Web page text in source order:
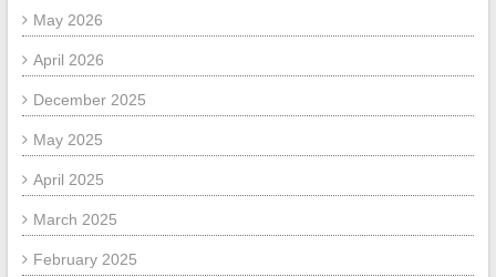
May 2026
April 2026
December 2025
May 2025
April 2025
March 2025
February 2025